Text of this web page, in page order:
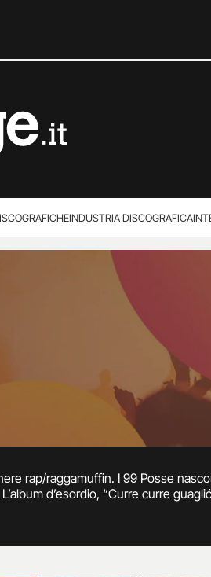
INDUSTRIA DISCOGRAFICA
rap/raggamuffin. I 99 Posse
d’esordio, “Curre curre